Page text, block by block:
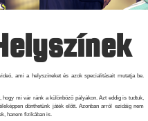
ami a helyszíneket és azok specialitásait mutatja be.
mi vár ránk a különböző pályákon. Azt eddig is tudtuk,
dönthetünk játék előtt. Azonban arról ezidáig nem
hanem fizikában is.